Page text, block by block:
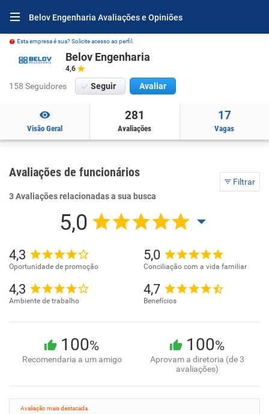
Belov Engenharia Avaliações e Opiniões
Esta empresa é sua? Solicite acesso ao perfil.
Belov Engenharia
4,6
158 Seguidores Seguir Avaliar
Visão Geral
281
Avaliações
17
Vagas
Avaliações de funcionários
Filtrar
3 Avaliações relacionadas a sua busca
5,0
4,3
Oportunidade de promoção
5,0
Conciliação com a vida familiar
4,3
Ambiente de trabalho
4,7
Benefícios
100%
Recomendaria a um amigo
100%
Aprovam a diretoria (de 3
avaliações)
Avaliação mais destacada